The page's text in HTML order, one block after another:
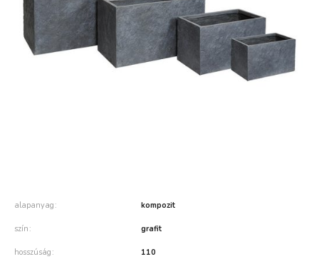
alapanyag kompozit
szín grafit
hosszúság 110